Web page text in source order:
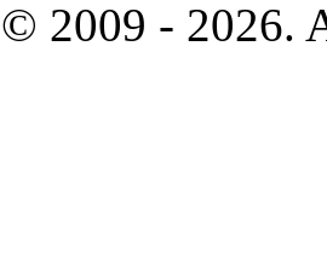
2009 - 2026.